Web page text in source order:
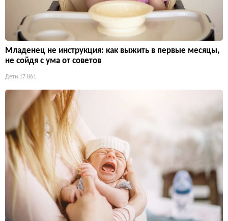
Младенец не инструкция: как выжить в первые месяцы,
не сойдя с ума от советов
Дети 17 861